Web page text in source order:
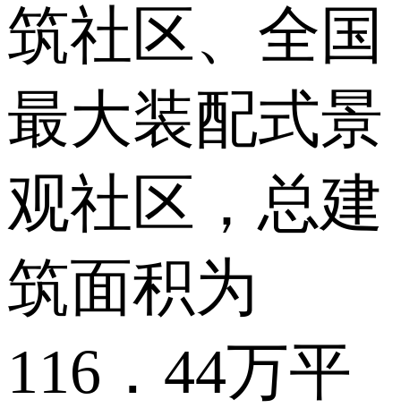
筑社区、全国
最大装配式景
观社区，总建
筑面积为
116．44万平